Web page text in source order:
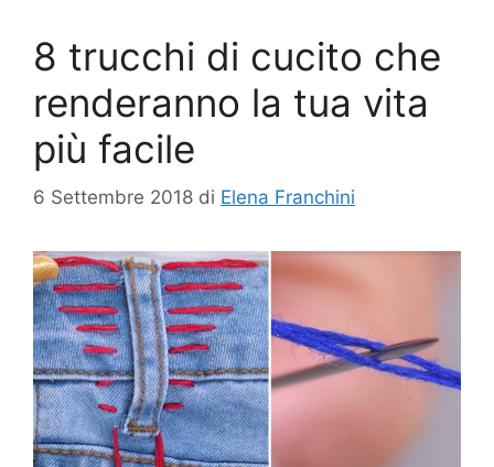
8 trucchi di cucito che
renderanno la tua vita
più facile
6 Settembre 2018 di Elena Franchini